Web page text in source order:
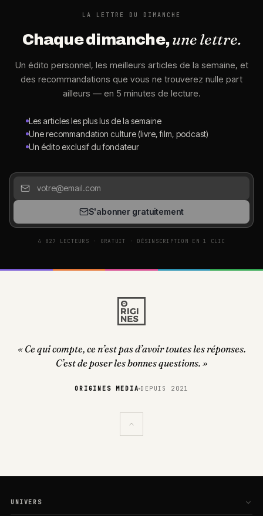
LA LETTRE DU DIMANCHE
Chaque dimanche,une lettre.
Un édito personnel, les meilleurs articles de la semaine, et
des recommandations que vous ne trouverez nulle part
ailleurs — en 5 minutes de lecture.
Les articles les plus lus de la semaine
Une recommandation culture (livre, film, podcast)
Un édito exclusif du fondateur
S'abonner gratuitement
4 827 LECTEURS · GRATUIT · DÉSINSCRIPTION EN 1 CLIC
« Ce qui compte, ce n’est pas d’avoir toutes les réponses.
C’est de poser les bonnes questions. »
ORIGINES MEDIA DEPUIS 2021
UNIVERS